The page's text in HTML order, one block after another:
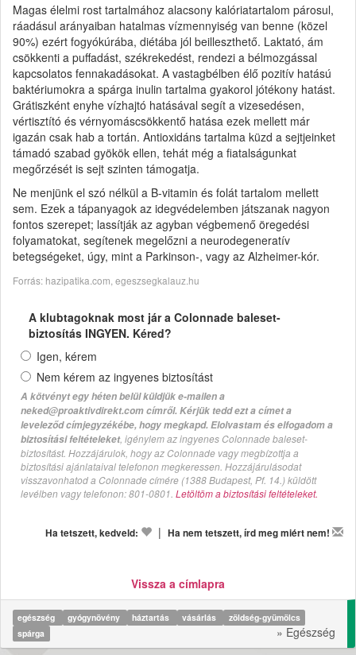
Magas élelmi rost tartalmához alacsony kalóriatartalom párosul,
ráadásul arányaiban hatalmas vízmennyiség van benne (közel
90%) ezért fogyókúrába, diétába jól beilleszthető. Laktató, ám
csökkenti a puffadást, székrekedést, rendezi a bélmozgással
kapcsolatos fennakadásokat. A vastagbélben élő pozitív hatású
baktériumokra a spárga inulin tartalma gyakorol jótékony hatást.
Grátiszként enyhe vízhajtó hatásával segít a vizesedésen,
vértisztító és vérnyomáscsökkentő hatása ezek mellett már
igazán csak hab a tortán. Antioxidáns tartalma küzd a sejtjeinket
támadó szabad gyökök ellen, tehát még a fiatalságunkat
megőrzését is sejt szinten támogatja.
Ne menjünk el szó nélkül a B-vitamin és folát tartalom mellett
sem. Ezek a tápanyagok az idegvédelemben játszanak nagyon
fontos szerepet; lassítják az agyban végbemenő öregedési
folyamatokat, segítenek megelőzni a neurodegeneratív
betegségeket, úgy, mint a Parkinson-, vagy az Alzheimer-kór.
Forrás: hazipatika.com, egeszsegkalauz.hu
A klubtagoknak most jár a Colonnade baleset-
biztosítás INGYEN. Kéred?
Igen, kérem
Nem kérem az ingyenes biztosítást
A kötvényt egy héten belül küldjük e-mailen a
neked@proaktivdirekt.com címről. Kérjük tedd ezt a címet a
leveleződ címjegyzékébe, hogy megkapd. Elolvastam és elfogadom a
biztosítási feltételeket, igénylem az ingyenes Colonnade baleset-
biztosítást. Hozzájárulok, hogy az Colonnade vagy megbízottja a
biztosítási ajánlataival telefonon megkeressen. Hozzájárulásodat
visszavonhatod a Colonnade címére (1388 Budapest, Pf. 14.) küldött
levélben vagy telefonon: 801-0801. Letöltöm a biztosítási feltételeket.
Ha tetszett, kedveld: | Ha nem tetszett, írd meg miért nem!
Vissza a címlapra
egészség gyógynövény háztartás vásárlás
zöldség-gyümölcs
spárga
» Egészség